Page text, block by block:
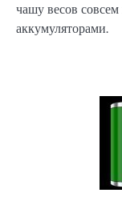
чашу весов
аккумуляторами.